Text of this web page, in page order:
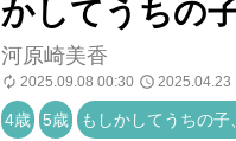
かしてうちの
河原崎美香
2025.09.08 00:30 2025.04.23
4歳 5歳 もしかしてうちの